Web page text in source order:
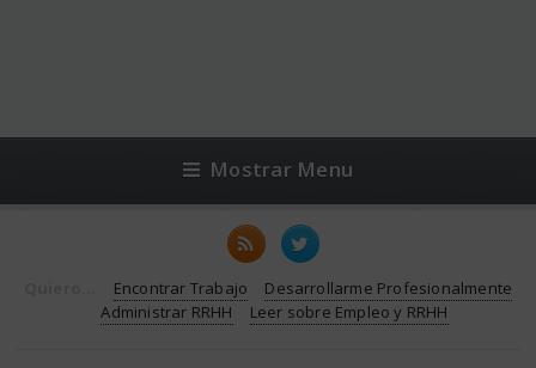
Mostrar Menu
Encontrar Trabajo
Desarrollarme Profesionalmente
Administrar RRHH
Leer sobre Empleo y RRHH